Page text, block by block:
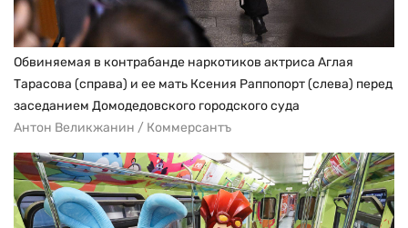
Обвиняемая в контрабанде наркотиков актриса Аглая
Тарасова (справа) и ее мать Ксения Раппопорт (слева) перед
заседанием Домодедовского городского суда
Антон Великжанин / Коммерсантъ